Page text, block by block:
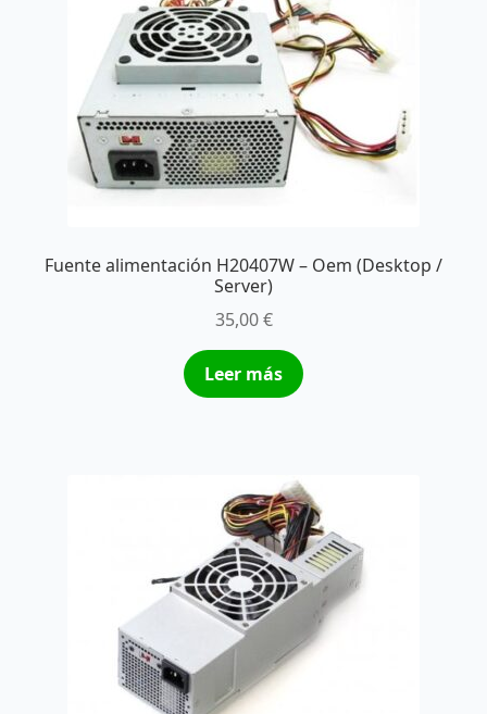
Fuente alimentación H20407W – Oem (Desktop /
Server)
35,00€
Leer más